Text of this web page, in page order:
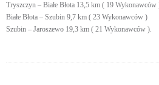
Tryszczyn – Białe Błota 13,5 km ( 19 Wykonawców
Białe Błota – Szubin 9,7 km ( 23 Wykonawców )
Szubin – Jaroszewo 19,3 km ( 21 Wykonawców ).